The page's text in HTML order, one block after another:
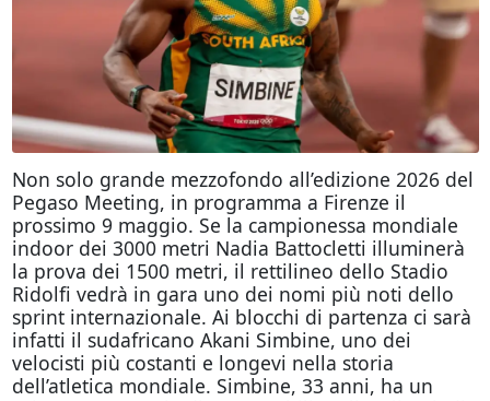
Non solo grande mezzofondo all’edizione 2026 del
Pegaso Meeting, in programma a Firenze il
prossimo 9 maggio. Se la campionessa mondiale
indoor dei 3000 metri Nadia Battocletti illuminerà
la prova dei 1500 metri, il rettilineo dello Stadio
Ridolfi vedrà in gara uno dei nomi più noti dello
sprint internazionale. Ai blocchi di partenza ci sarà
infatti il sudafricano Akani Simbine, uno dei
velocisti più costanti e longevi nella storia
dell’atletica mondiale. Simbine, 33 anni, ha un